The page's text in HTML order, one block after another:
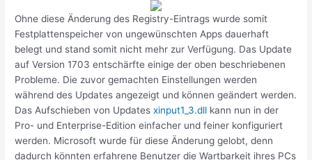
Ohne diese Änderung des Registry-Eintrags wurde somit
Festplattenspeicher von ungewünschten Apps dauerhaft
belegt und stand somit nicht mehr zur Verfügung. Das Update
auf Version 1703 entschärfte einige der oben beschriebenen
Probleme. Die zuvor gemachten Einstellungen werden
während des Updates angezeigt und können geändert werden.
Das Aufschieben von Updatesxinput1_3.dll kann nun in der
Pro- und Enterprise-Edition einfacher und feiner konfiguriert
werden. Microsoft wurde für diese Änderung gelobt, denn
dadurch könnten erfahrene Benutzer die Wartbarkeit ihres PCs